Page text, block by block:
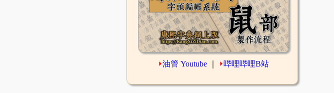
⏵油管 Youtube ⏵哔哩哔哩B站